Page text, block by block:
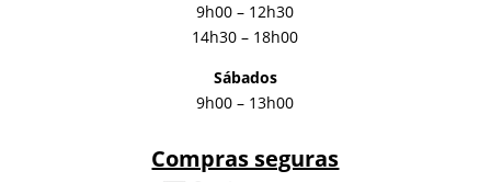
9h00 – 12h30
14h30 – 18h00
Sábados
9h00 – 13h00
Compras seguras